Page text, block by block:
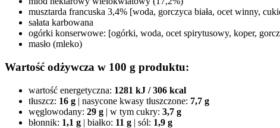
musztarda francuska 3,4% [woda, gorczyca biała, ocet winny,
sałata karbowana
ogórki konserwowe: [ogórki, woda, ocet spirytusowy, koper,
masło (mleko)
Wartość odżywcza w 100 g produktu:
wartość energetyczna: 1281 kJ / 306 kcal
tłuszcz: 16 g | nasycone kwasy tłuszczone: 7,7 g
węglowodany: 29 g | w tym cukry: 3,7 g
błonnik: 1,1 g | białko: 11 g | sól: 1,9 g